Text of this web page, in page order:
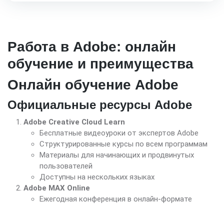
Работа в Adobe: онлайн
обучение и преимущества
Онлайн обучение Adobe
Официальные ресурсы Adobe
Adobe Creative Cloud Learn
Бесплатные видеоуроки от экспертов Adobe
Структурированные курсы по всем программам
Материалы для начинающих и продвинутых
пользователей
Доступны на нескольких языках
Adobe MAX Online
Ежегодная конференция в онлайн-формате